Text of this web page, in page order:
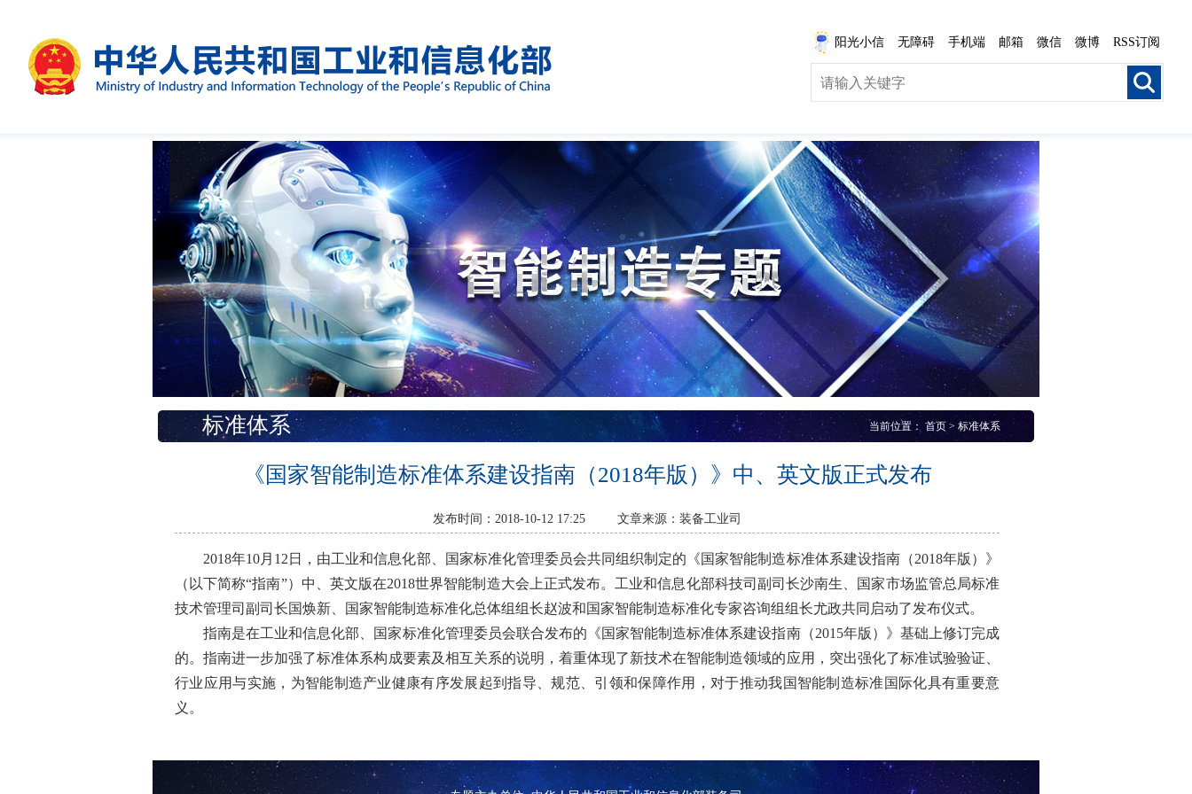
阳光小信 无障碍 手机端 邮箱 微信 微博 RSS订阅
标准体系 当前位置： 首页 > 标准体系
《国家智能制造标准体系建设指南（2018年版）》中、英文版正式发布
发布时间：2018-10-12 17:25 文章来源：装备工业司
2018年10月12日，由工业和信息化部、国家标准化管理委员会共同组织制定的《国家智能制造标准体系建设指南（2018年版）》
（以下简称“指南”）中、英文版在2018世界智能制造大会上正式发布。工业和信息化部科技司副司长沙南生、国家市场监管总局标准
技术管理司副司长国焕新、国家智能制造标准化总体组组长赵波和国家智能制造标准化专家咨询组组长尤政共同启动了发布仪式。
指南是在工业和信息化部、国家标准化管理委员会联合发布的《国家智能制造标准体系建设指南（2015年版）》基础上修订完成
的。指南进一步加强了标准体系构成要素及相互关系的说明，着重体现了新技术在智能制造领域的应用，突出强化了标准试验验证、
行业应用与实施，为智能制造产业健康有序发展起到指导、规范、引领和保障作用，对于推动我国智能制造标准国际化具有重要意
义。